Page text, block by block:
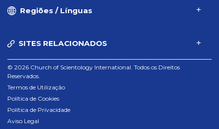
Regiões / Línguas
SITES RELACIONADOS
© 2026 Church of Scientology International. Todos os Direitos
Reservados.
Termos de Utilização
Política de Cookies
Política de Privacidade
Aviso Legal